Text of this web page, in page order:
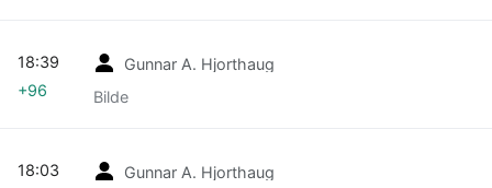
Gunnar A. Hjorthaug
Bilde
18:39
+96
Gunnar A. Hjorthaug
18:03